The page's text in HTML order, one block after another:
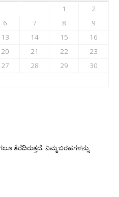
1
2
6 7 8
9
13 14 15
16
20 21 22
23
27 28 29
30
ತೆರೆದಿರುತ್ತದೆ. ನಿಮ್ಮ ಬರಹಗಳನ್ನು